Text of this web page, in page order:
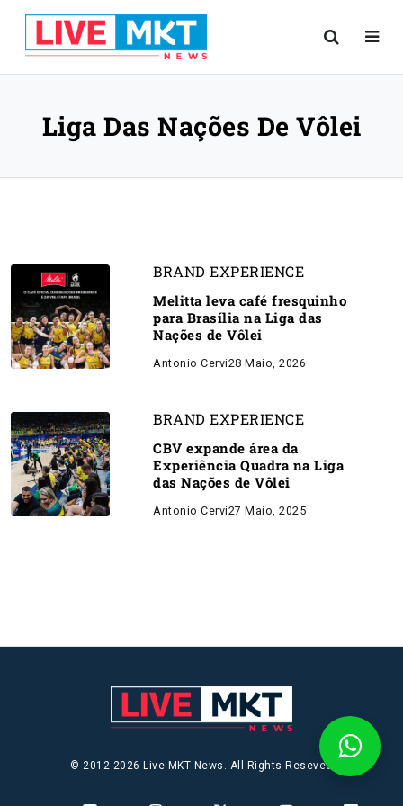
Liga Das Nações De Vôlei
BRAND EXPERIENCE
Melitta leva café fresquinho
para Brasília na Liga das
Nações de Vôlei
Antonio Cervi28 Maio, 2026
BRAND EXPERIENCE
CBV expande área da
Experiência Quadra na Liga
das Nações de Vôlei
Antonio Cervi27 Maio, 2025
© 2012-2026 Live MKT News. All Rights Reseved